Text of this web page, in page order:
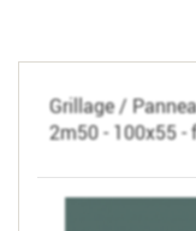
Grillage /
2m50 - 100x55 -